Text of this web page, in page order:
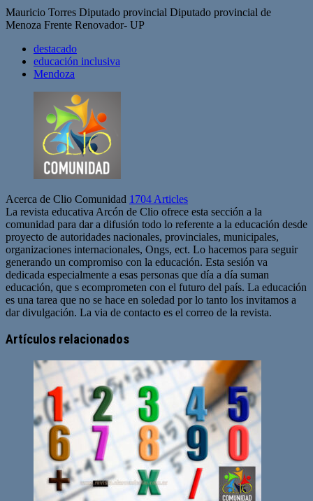
Mauricio Torres Diputado provincial Diputado provincial de
Menoza Frente Renovador- UP
destacado
educación inclusiva
Mendoza
Acerca de Clio Comunidad 1704 Articles
La revista educativa Arcón de Clio ofrece esta sección a la
comunidad para dar a difusión todo lo referente a la educación desde
proyecto de autoridades nacionales, provinciales, municipales,
organizaciones internacionales, Ongs, ect. Lo hacemos para seguir
generando un compromiso con la educación. Esta sesión va
dedicada especialmente a esas personas que día a día suman
educación, que s ecomprometen con el futuro del país. La educación
es una tarea que no se hace en soledad por lo tanto los invitamos a
dar divulgación. La via de contacto es el correo de la revista.
web
Artículos relacionados